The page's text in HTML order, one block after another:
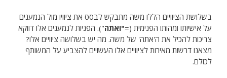
בשלושת הציוויים הללו משה מתבקש לבסס את ציוויו מול הנמענים
על אישיותו ומהותו הפנימית (="ואתה"). הפניות לנמענים אלו דווקא
צריכות להכיל את ה'אתה' של משה. מה יש בשלושה ציוויים אלו?
מצאנו דרשות מאירות לציוויים אלו העשויים להצביע על המשותף
לכולם.